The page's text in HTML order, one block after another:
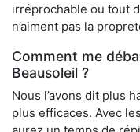
irréprochable ou tout
n’aiment pas la
Comment me
Beausoleil ?
Nous l’avons dit plus
plus efficaces. Avec